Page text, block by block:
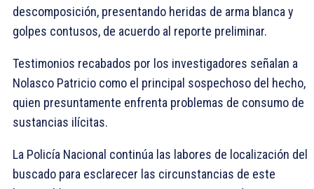
descomposición, presentando heridas de arma blanca y
golpes contusos, de acuerdo al reporte preliminar.
Testimonios recabados por los investigadores señalan a
Nolasco Patricio como el principal sospechoso del hecho,
quien presuntamente enfrenta problemas de consumo de
sustancias ilícitas.
La Policía Nacional continúa las labores de localización del
buscado para esclarecer las circunstancias de este